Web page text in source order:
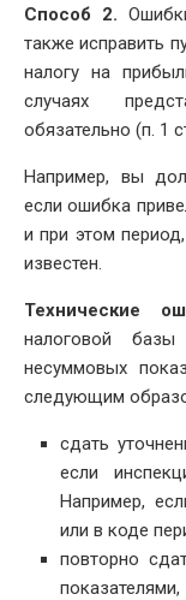
Способ 2.
также исправить
налогу на
случаях
обязательно (п. 1
Например, вы
если ошибка
и при этом
известен.
Технические
налоговой
несуммовых
следующим
сдать
если
Например,
или в коде
повторно